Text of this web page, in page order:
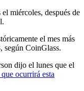
miércoles, después de
el mes más
según CoinGlass.
dijo el lunes que el
ocurrirá esta